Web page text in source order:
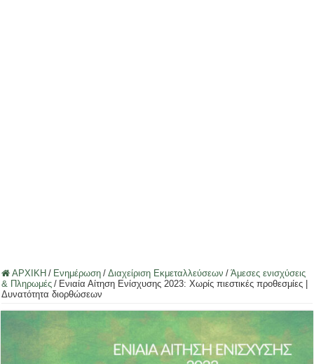
ΑΡΧΙΚΗ / Ενημέρωση / Διαχείριση Εκμεταλλεύσεων / Άμεσες ενισχύσεις
& Πληρωμές / Ενιαία Αίτηση Ενίσχυσης 2023: Χωρίς πιεστικές προθεσμίες |
Δυνατότητα διορθώσεων